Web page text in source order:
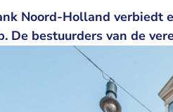
Noord-Holland verbiedt
De bestuurders van de